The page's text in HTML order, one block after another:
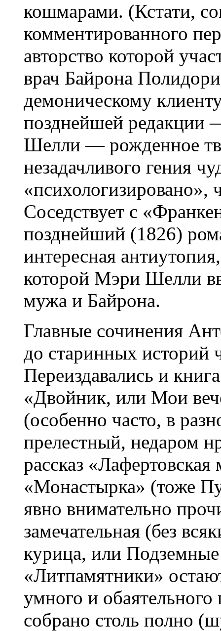
кошмарами. (Кстати,
комментированного
авторство которой
врач Байрона
демоническому
позднейшей редакции
Шелли — рожденное
незадачливого гения
«психологизировано»,
Соседствует с
позднейший (1826)
интересная
которой Мэри Шелли
мужа и Байрона.
Главные сочинения
до старинных историй
Переиздавались и
«Двойник, или Мои
(особенно часто, в
прелестный, недаром
рассказ
«Монастырка» (тоже
явно внимательно
замечательная (без
курица, или
«Литпамятники»
умного и обаятельного
собрано столь полно